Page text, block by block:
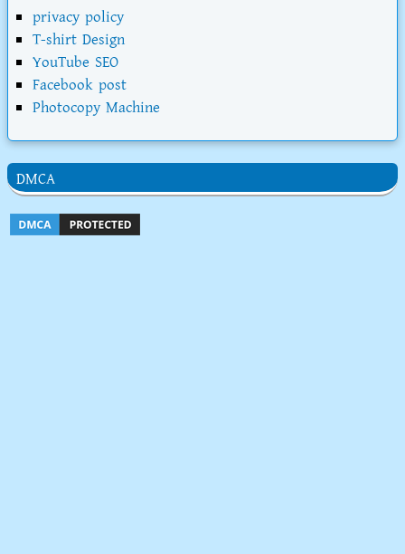
privacy policy
T-shirt Design
YouTube SEO
Facebook post
Photocopy Machine
DMCA